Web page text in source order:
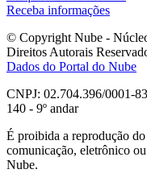
Receba informações
© Copyright Nube -
Direitos Autorais
Dados do Portal do Nube
CNPJ: 02.704.396/0001-
140 - 9º andar
É proibida a reprodução
comunicação, eletrônico
Nube.